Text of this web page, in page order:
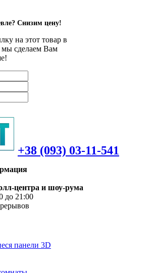
Снизим цену!
на этот товар в
мы сделаем Вам
+38 (093) 03-11-541
центра и шоу-рума
до 21:00
панели 3D